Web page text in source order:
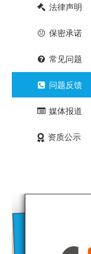
法律声明
保密承诺
常见问题
问题反馈
媒体报道
资质公示